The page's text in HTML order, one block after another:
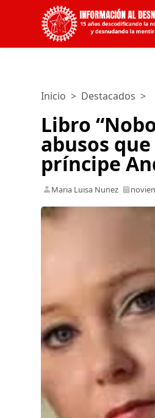
Inicio > Destacados >
Libro
abusos
príncipe
Maria Luisa Nunez